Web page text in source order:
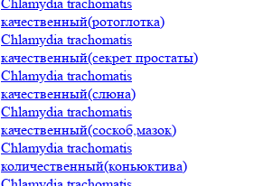
качественный(ротоглотка)
Chlamydia trachomatis
качественный(секрет простаты)
Chlamydia trachomatis
качественный(слюна)
Chlamydia trachomatis
качественный(соскоб,мазок)
Chlamydia trachomatis
количественный(коньюктива)